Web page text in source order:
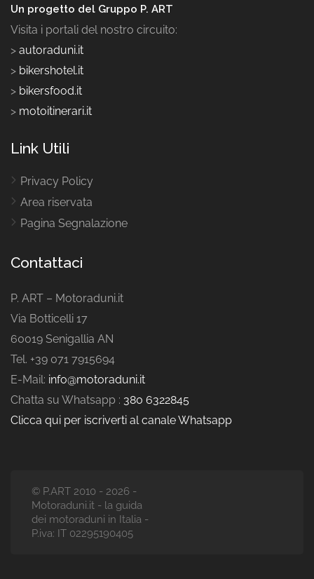
Un progetto del Gruppo P. ART
Visita i portali del nostro circuito:
> autoraduni.it
> bikershotel.it
> bikersfood.it
> motoitinerari.it
Link Utili
Privacy Policy
Area riservata
Pagina Segnalazione
Contattaci
P. ART – Motoraduni.it
Via Botticelli 17
60019 Senigallia AN
Tel. +39 071 7915694
E-Mail: info@motoraduni.it
Chatta su Whatsapp : 380 6322845
Clicca qui per iscriverti al canale Whatsapp
© P.ART 2010 - 2026 -
Motoraduni.it - la guida
dei motoraduni in Italia -
P.iva: IT 02295190405